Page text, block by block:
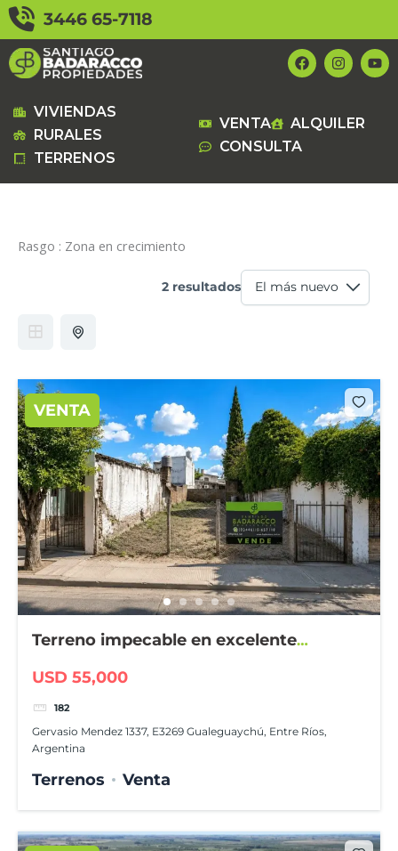
contenido
3446 65-7118
F
a
c
o
k
I
n
s
g
Y
o
u
VIVIENDAS
RURALES
TERRENOS
VENTA
ALQUILER
CONSULTA
Rasgo : Zona en crecimiento
2 resultados
VENTA
Terreno impecable en excelente
USD 55,000
182
Gervasio Mendez 1337, E3269 Gualeguaychú, Entre Ríos,
Argentina
Terrenos Venta